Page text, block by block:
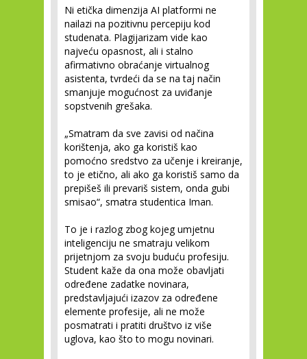
Ni etička dimenzija AI platformi ne
nailazi na pozitivnu percepiju kod
studenata. Plagijarizam vide kao
najveću opasnost, ali i stalno
afirmativno obraćanje virtualnog
asistenta, tvrdeći da se na taj način
smanjuje mogućnost za uviđanje
sopstvenih grešaka.
„Smatram da sve zavisi od načina
korištenja, ako ga koristiš kao
pomoćno sredstvo za učenje i kreiranje,
to je etično, ali ako ga koristiš samo da
prepišeš ili prevariš sistem, onda gubi
smisao“, smatra studentica Iman.
To je i razlog zbog kojeg umjetnu
inteligenciju ne smatraju velikom
prijetnjom za svoju buduću profesiju.
Student kaže da ona može obavljati
određene zadatke novinara,
predstavljajući izazov za određene
elemente profesije, ali ne može
posmatrati i pratiti društvo iz više
uglova, kao što to mogu novinari.